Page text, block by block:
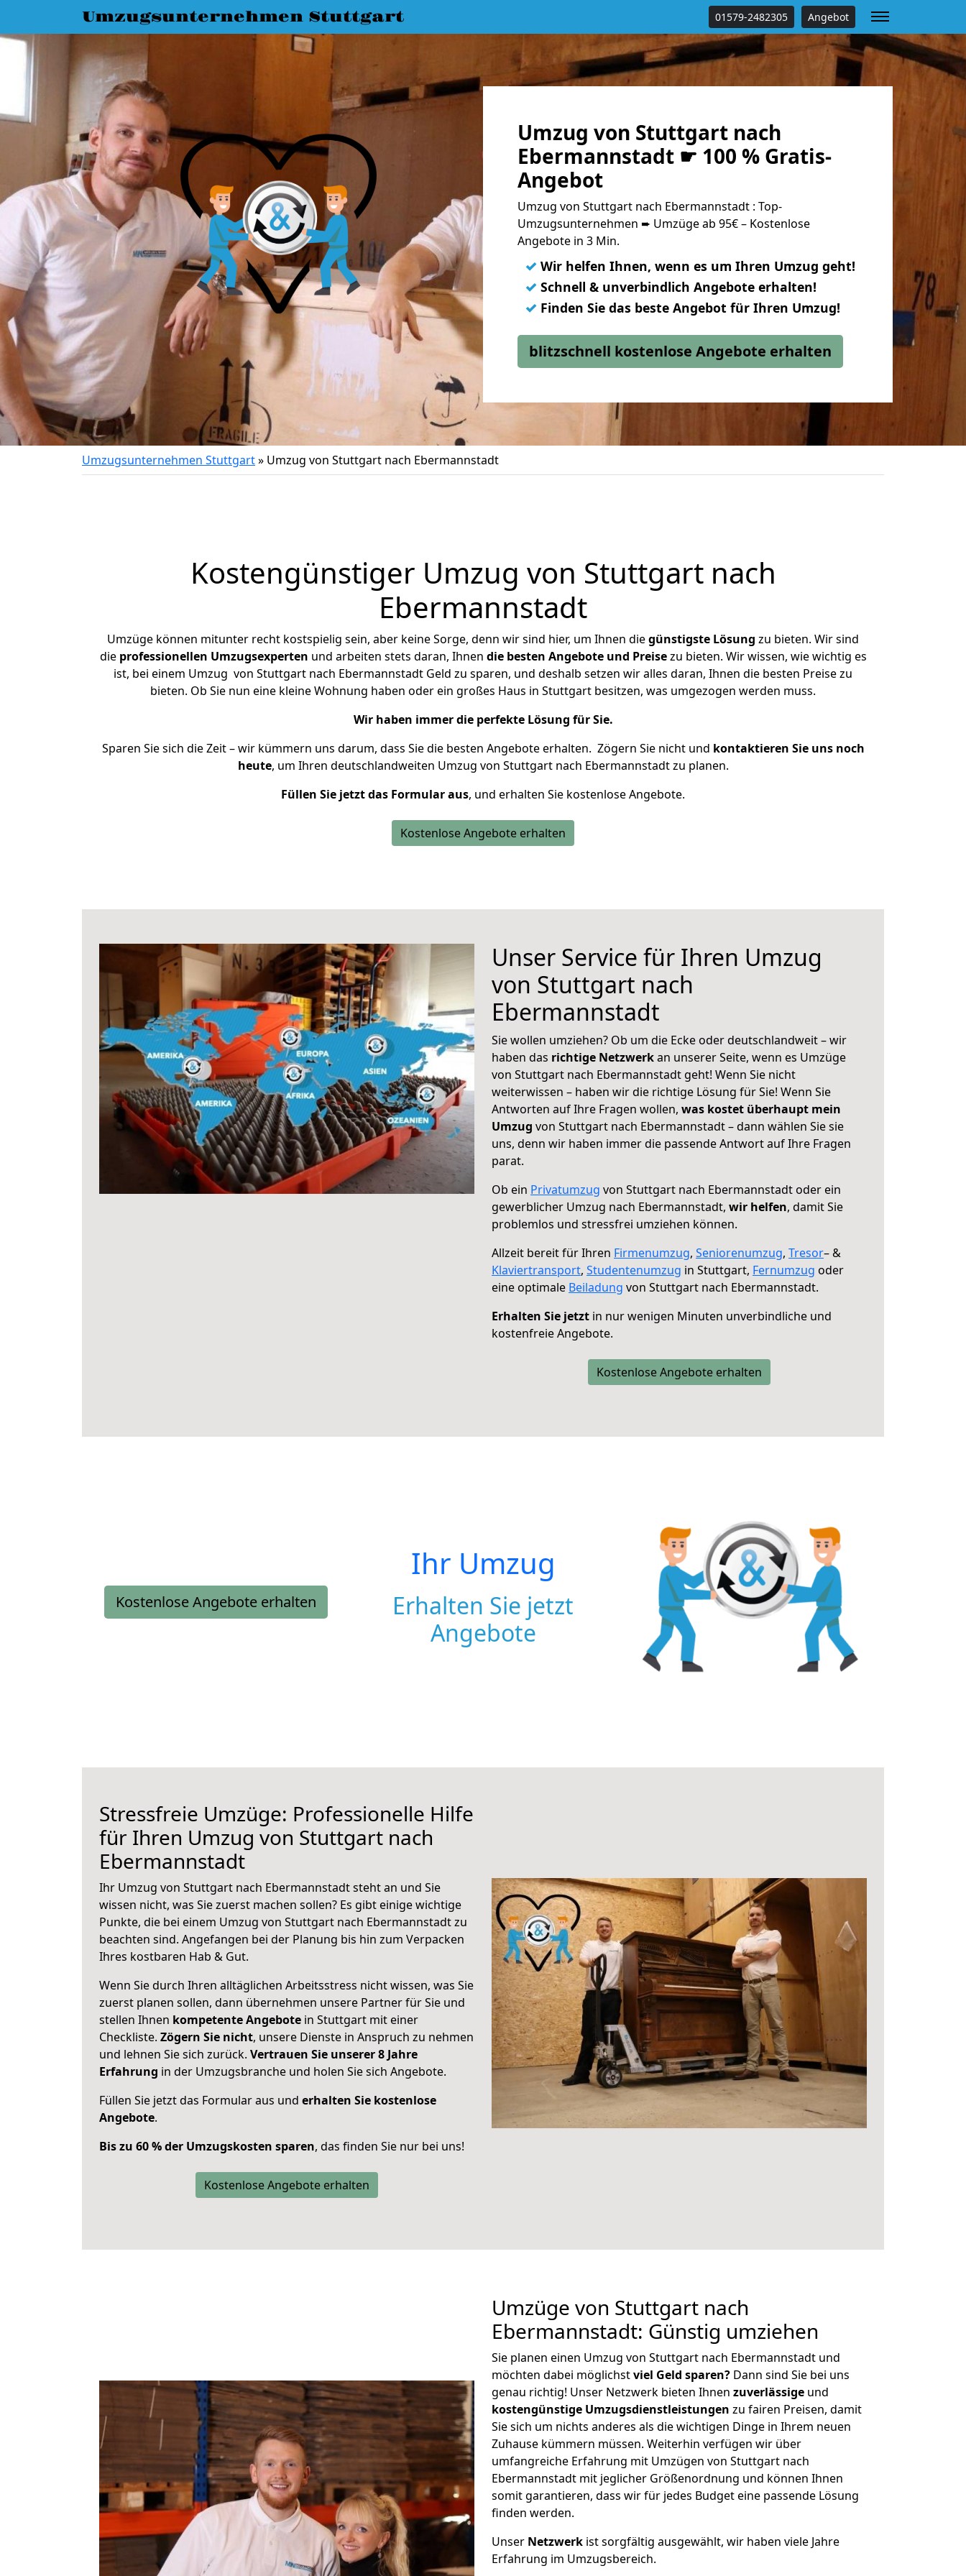
Umzugsunternehmen Stuttgart 01579-2482305 Angebot
Umzug von Stuttgart nach
Ebermannstadt ☛ 100 % Gratis-
Angebot
Umzug von Stuttgart nach Ebermannstadt : Top-
Umzugsunternehmen ➨ Umzüge ab 95€ – Kostenlose
Angebote in 3 Min.
✓ Wir helfen Ihnen, wenn es um Ihren Umzug geht!
✓ Schnell & unverbindlich Angebote erhalten!
✓ Finden Sie das beste Angebot für Ihren Umzug!
blitzschnell kostenlose Angebote erhalten
Umzugsunternehmen Stuttgart» Umzug von Stuttgart nach Ebermannstadt
Kostengünstiger Umzug von Stuttgart nach
Ebermannstadt
Umzüge können mitunter recht kostspielig sein, aber keine Sorge, denn wir sind hier, um Ihnen diegünstigste Lösung zu bieten. Wir sind
die professionellen Umzugsexperten und arbeiten stets daran, Ihnen die besten Angebote und Preisezu bieten. Wir wissen, wie wichtig es
ist, bei einem Umzug von Stuttgart nach Ebermannstadt Geld zu sparen, und deshalb setzen wir alles daran, Ihnen die besten Preise zu
bieten. Ob Sie nun eine kleine Wohnung haben oder ein großes Haus in Stuttgart besitzen, was umgezogen werden muss.
Wir haben immer die perfekte Lösung für Sie.
Sparen Sie sich die Zeit – wir kümmern uns darum, dass Sie die besten Angebote erhalten. Zögern Sie nicht und kontaktieren Sie uns noch
heute, um Ihren deutschlandweiten Umzug von Stuttgart nach Ebermannstadt zu planen.
Füllen Sie jetzt das Formular aus, und erhalten Sie kostenlose Angebote.
Kostenlose Angebote erhalten
Unser Service für Ihren Umzug
von Stuttgart nach
Ebermannstadt
Sie wollen umziehen? Ob um die Ecke oder deutschlandweit – wir
haben das richtige Netzwerkan unserer Seite, wenn es Umzüge
von Stuttgart nach Ebermannstadt geht! Wenn Sie nicht
weiterwissen – haben wir die richtige Lösung für Sie! Wenn Sie
Antworten auf Ihre Fragen wollen, was kostet überhaupt mein
Umzug von Stuttgart nach Ebermannstadt – dann wählen Sie sie
uns, denn wir haben immer die passende Antwort auf Ihre Fragen
parat.
Ob ein Privatumzug von Stuttgart nach Ebermannstadt oder ein
gewerblicher Umzug nach Ebermannstadt, wir helfen, damit Sie
problemlos und stressfrei umziehen können.
Allzeit bereit für Ihren Firmenumzug, Seniorenumzug, Tresor– &
Klaviertransport, Studentenumzug in Stuttgart, Fernumzug oder
eine optimale Beiladung von Stuttgart nach Ebermannstadt.
Erhalten Sie jetzt in nur wenigen Minuten unverbindliche und
kostenfreie Angebote.
Kostenlose Angebote erhalten
Kostenlose Angebote erhalten
Ihr Umzug
Erhalten Sie jetzt
Angebote
Stressfreie Umzüge: Professionelle Hilfe
für Ihren Umzug von Stuttgart nach
Ebermannstadt
Ihr Umzug von Stuttgart nach Ebermannstadt steht an und Sie
wissen nicht, was Sie zuerst machen sollen? Es gibt einige wichtige
Punkte, die bei einem Umzug von Stuttgart nach Ebermannstadt zu
beachten sind. Angefangen bei der Planung bis hin zum Verpacken
Ihres kostbaren Hab & Gut.
Wenn Sie durch Ihren alltäglichen Arbeitsstress nicht wissen, was Sie
zuerst planen sollen, dann übernehmen unsere Partner für Sie und
stellen Ihnen kompetente Angebote in Stuttgart mit einer
Checkliste. Zögern Sie nicht, unsere Dienste in Anspruch zu nehmen
und lehnen Sie sich zurück. Vertrauen Sie unserer 8 Jahre
Erfahrung in der Umzugsbranche und holen Sie sich Angebote.
Füllen Sie jetzt das Formular aus und erhalten Sie kostenlose
Angebote.
Bis zu 60 % der Umzugskosten sparen, das finden Sie nur bei uns!
Kostenlose Angebote erhalten
Umzüge von Stuttgart nach
Ebermannstadt: Günstig umziehen
Sie planen einen Umzug von Stuttgart nach Ebermannstadt und
möchten dabei möglichstviel Geld sparen? Dann sind Sie bei uns
genau richtig! Unser Netzwerk bieten Ihnen zuverlässige und
kostengünstige Umzugsdienstleistungen zu fairen Preisen, damit
Sie sich um nichts anderes als die wichtigen Dinge in Ihrem neuen
Zuhause kümmern müssen. Weiterhin verfügen wir über
umfangreiche Erfahrung mit Umzügen von Stuttgart nach
Ebermannstadt mit jeglicher Größenordnung und können Ihnen
somit garantieren, dass wir für jedes Budget eine passende Lösung
finden werden.
Unser Netzwerk ist sorgfältig ausgewählt, wir haben viele Jahre
Erfahrung im Umzugsbereich.